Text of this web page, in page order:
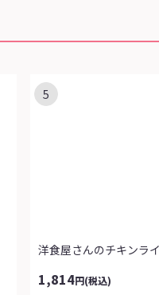
5
洋食屋さんのチキンラ
1,814円(税込)